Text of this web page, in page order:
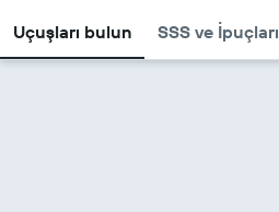
Uçuşları bulun SSS ve İpuçları